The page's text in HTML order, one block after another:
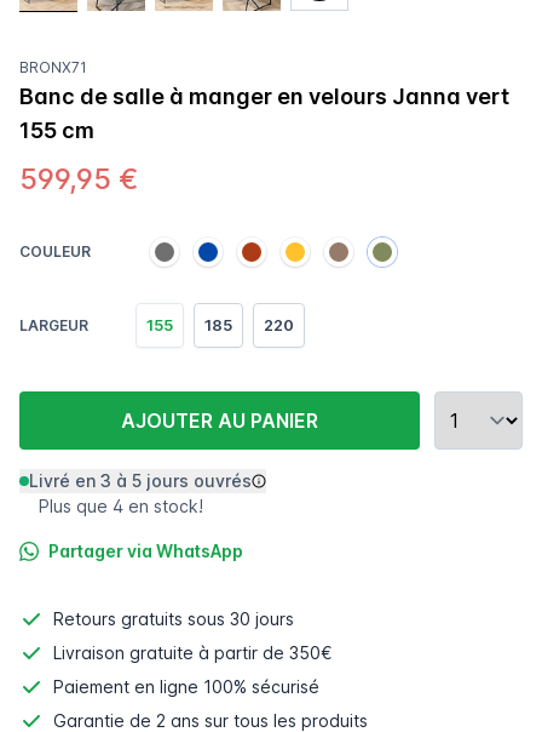
BRONX71
Banc de salle à manger en velours Janna vert
155 cm
599,95 €
COULEUR
LARGEUR 155 185 220
AJOUTER AU PANIER
Livré en 3 à 5 jours ouvrés
Plus que 4 en stock!
Partager via WhatsApp
Retours gratuits sous 30 jours
Livraison gratuite à partir de 350€
Paiement en ligne 100% sécurisé
Garantie de 2 ans sur tous les produits